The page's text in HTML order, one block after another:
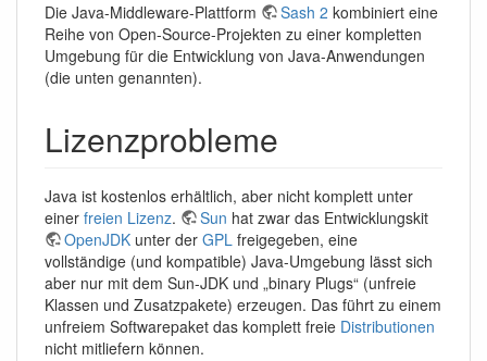
Die Java-Middleware-Plattform
Sash 2 kombiniert eine
Reihe von Open-Source-Projekten zu einer kompletten
Umgebung für die Entwicklung von Java-Anwendungen
(die unten genannten).
Lizenzprobleme
Java ist kostenlos erhältlich, aber nicht komplett unter
einer freien Lizenz. Sun hat zwar das Entwicklungskit
OpenJDK unter der GPL freigegeben, eine
vollständige (und kompatible) Java-Umgebung lässt sich
aber nur mit dem Sun-JDK und „binary Plugs“ (unfreie
Klassen und Zusatzpakete) erzeugen. Das führt zu einem
unfreiem Softwarepaket das komplett freie Distributionen
nicht mitliefern können.